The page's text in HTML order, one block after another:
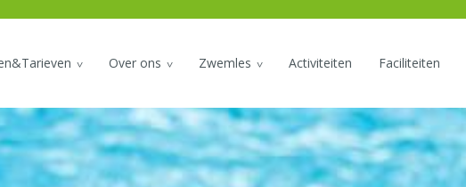
Over ons Zwemles Activiteiten Faciliteiten